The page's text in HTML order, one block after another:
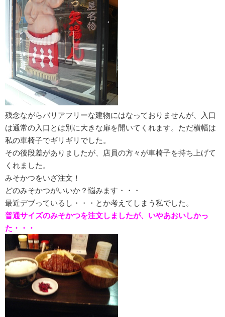
残念ながらバリアフリーな建物にはなっておりませんが、入口
は通常の入口とは別に大きな扉を開いてくれます。ただ横幅は
私の車椅子でギリギリでした。
その後段差がありましたが、店員の方々が車椅子を持ち上げて
くれました。
みそかつをいざ注文！
どのみそかつがいいか？悩みます・・・
最近デブっているし・・・とか考えてしまう私でした。
普通サイズのみそかつを注文しましたが、いやあおいしかっ
た・・・